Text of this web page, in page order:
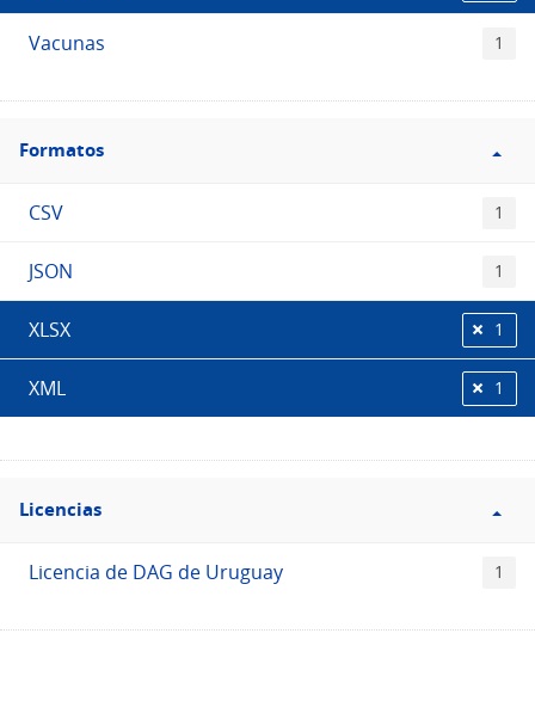
Vacunas 1
Filtro
Formatos
Formatos
CSV 1
JSON 1
XLSX 1
XML 1
Filtro
Licencias
Licencias
Licencia de DAG de Uruguay 1